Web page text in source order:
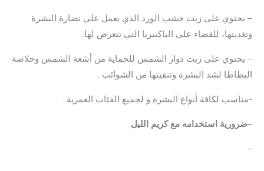
– يحتوي على زيت خشب الورد الذي يعمل على نضارة البشرة
وتغذيتها، للقضاء على الباكتيريا التي تتعرض لها.
– يحتوي على زيت دوار الشمس للحماية من أشعة الشمس وخلاصة
البطاطا لشد البشرة وتنقيتها من الشوائب .
-مناسب لكافة أنواع البشرة و لجميع الفئات العمرية .
–ضرورية استخدامه مع كريم الليل.
–